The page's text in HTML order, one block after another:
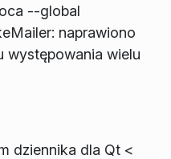
--global
naprawiono
występowania wielu
dziennika dla Qt <